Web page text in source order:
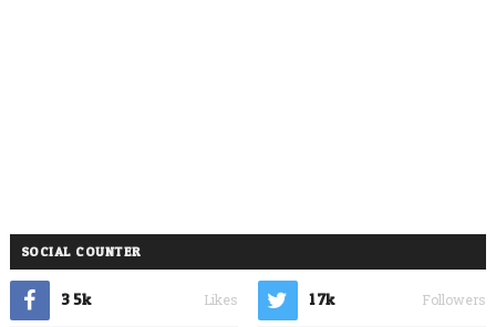
SOCIAL COUNTER
3.5k Likes 1.7k Followers